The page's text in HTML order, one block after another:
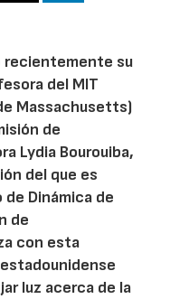
recientemente su
del MIT
Massachusetts)
de
Lydia Bourouiba,
del que es
Dinámica de
de
con esta
luz acerca de la